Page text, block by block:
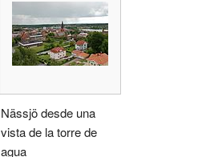
Nässjö desde una
vista de la torre de
agua